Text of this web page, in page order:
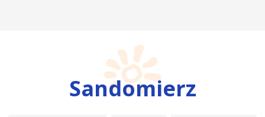
Sandomierz